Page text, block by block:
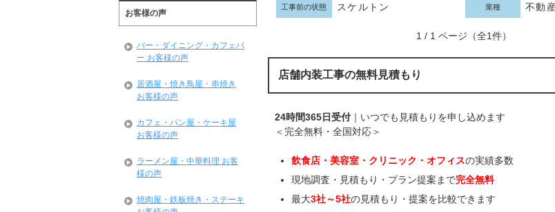
工事前の状態 スケルトン 業種 不動
1 / 1 ページ（全1件）
店舗内装工事の無料見積もり
24時間365日受付｜いつでも見積もりを申し込めます
＜完全無料・全国対応＞
飲食店・美容室・クリニック・オフィスの実績多数
現地調査・見積もり・プラン提案まで完全無料
最大3社～5社の見積もり・提案を比較できます
お客様の声
バー・ダイニング・カフェバ
ー お客様の声
居酒屋・焼き鳥屋・串焼き
お客様の声
カフェ・パン屋・ケーキ屋
お客様の声
ラーメン屋・中華料理 お客
様の声
焼肉屋・鉄板焼き・ステーキ